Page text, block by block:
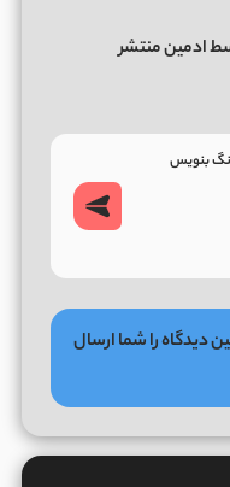
ادمین منتشر
دیدگاه را شما ارسال